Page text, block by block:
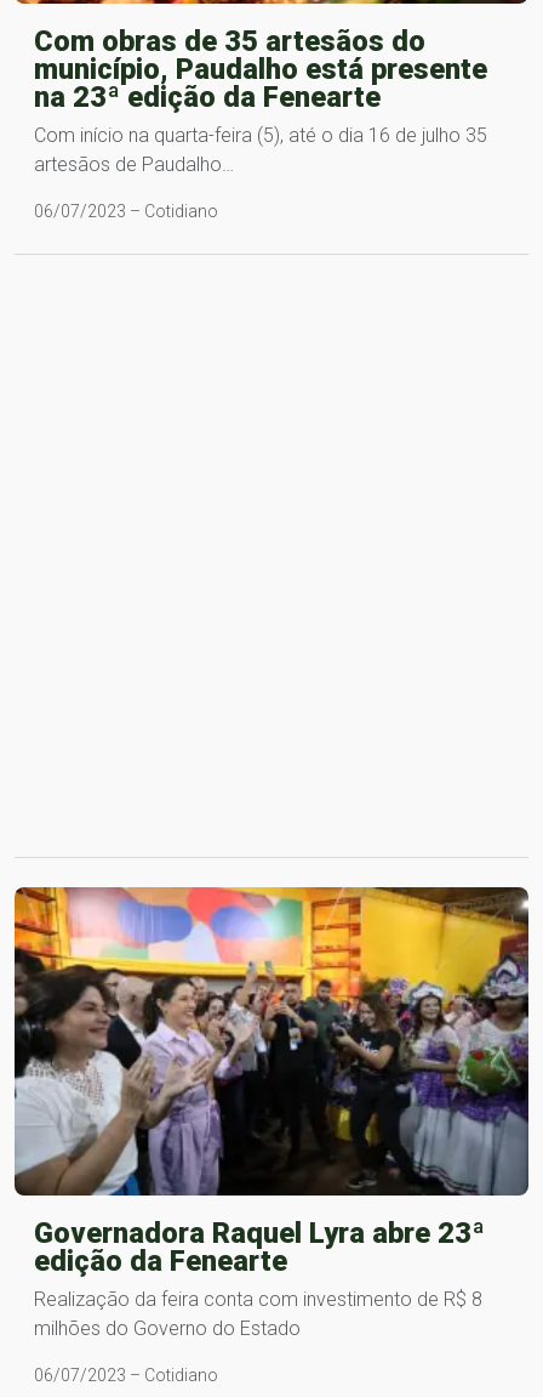
Com obras de 35 artesãos do
município, Paudalho está presente
na 23ª edição da Fenearte
Com início na quarta-feira (5), até o dia 16 de julho 35
artesãos de Paudalho…
06/07/2023 – Cotidiano
Governadora Raquel Lyra abre 23ª
edição da Fenearte
Realização da feira conta com investimento de R$ 8
milhões do Governo do Estado
06/07/2023 – Cotidiano